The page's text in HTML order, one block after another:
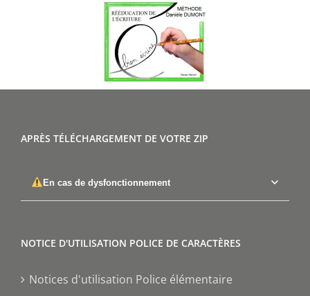
APRÈS TÉLÉCHARGEMENT DE VOTRE ZIP
En cas de dysfonctionnement
NOTICE D'UTILISATION POLICE DE CARACTÈRES
Notices d'utilisation Police élémentaire